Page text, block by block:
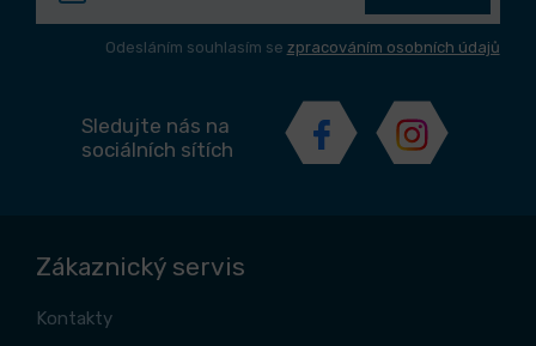
Odesláním souhlasím se zpracováním osobních údajů
Sledujte nás na
sociálních sítích
Zákaznický servis
Kontakty